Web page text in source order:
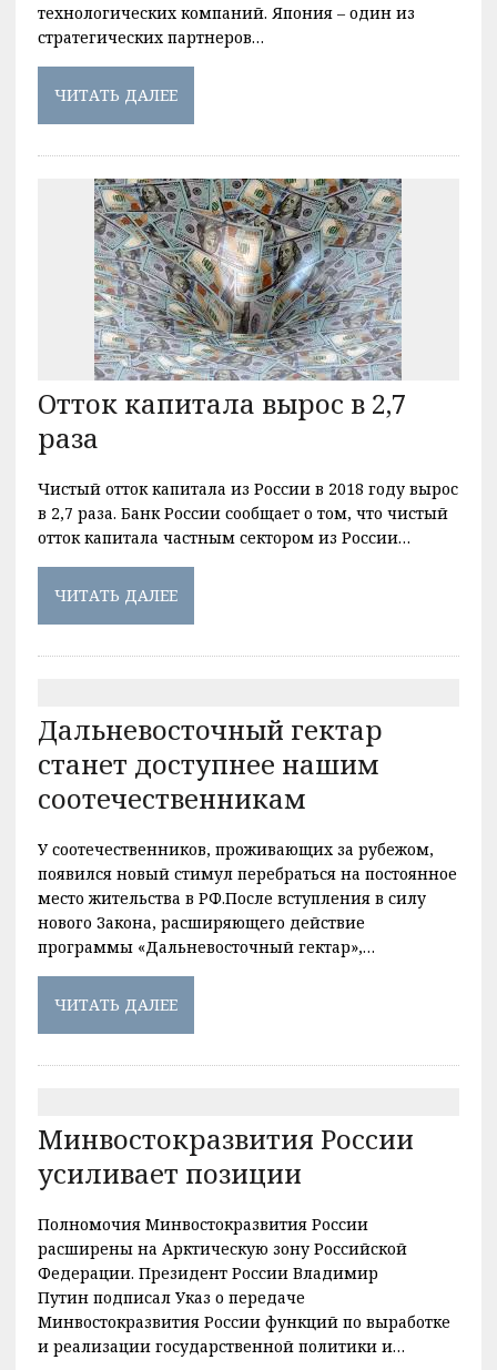
технологических компаний. Япония – один из
стратегических партнеров…
ЧИТАТЬ ДАЛЕЕ
Отток капитала вырос в 2,7
раза
Чистый отток капитала из России в 2018 году вырос
в 2,7 раза. Банк России сообщает о том, что чистый
отток капитала частным сектором из России…
ЧИТАТЬ ДАЛЕЕ
Дальневосточный гектар
станет доступнее нашим
соотечественникам
У соотечественников, проживающих за рубежом,
появился новый стимул перебраться на постоянное
место жительства в РФ.После вступления в силу
нового Закона, расширяющего действие
программы «Дальневосточный гектар»,…
ЧИТАТЬ ДАЛЕЕ
Минвостокразвития России
усиливает позиции
Полномочия Минвостокразвития России
расширены на Арктическую зону Российской
Федерации. Президент России Владимир
Путин подписал Указ о передаче
Минвостокразвития России функций по выработке
и реализации государственной политики и…